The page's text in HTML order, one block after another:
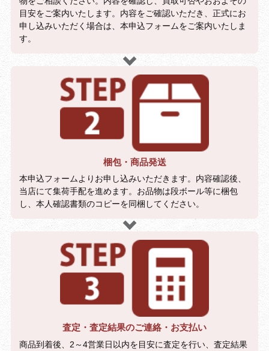
目安をご案内いたします。内容をご確認いただき、正式にお
申し込みいただく場合は、本申込フォームをご案内いたしま
す。
梱包・商品発送
本申込フォームよりお申し込みいただきます。内容確認後、
当店にて集荷手配を進めます。お品物は段ボール等に梱包
し、本人確認書類のコピーを同梱してください。
査定・査定結果のご連絡・お支払い
商品到着後、2～4営業日以内を目安に査定を行い、査定結果